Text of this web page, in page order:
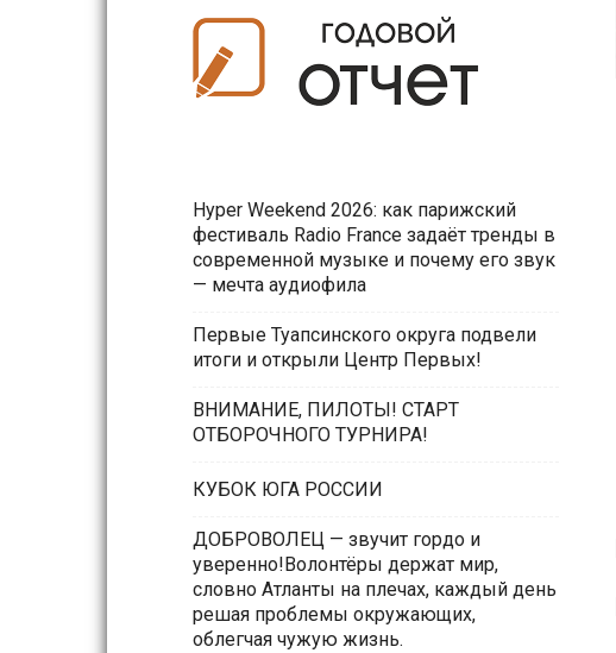
Hyper Weekend 2026: как парижский
фестиваль Radio France задаёт тренды в
современной музыке и почему его звук
— мечта аудиофила
Первые Туапсинского округа подвели
итоги и открыли Центр Первых!
ВНИМАНИЕ, ПИЛОТЫ! СТАРТ
ОТБОРОЧНОГО ТУРНИРА!
КУБОК ЮГА РОССИИ
ДОБРОВОЛЕЦ — звучит гордо и
уверенно!Волонтёры держат мир,
словно Атланты на плечах, каждый день
решая проблемы окружающих,
облегчая чужую жизнь.